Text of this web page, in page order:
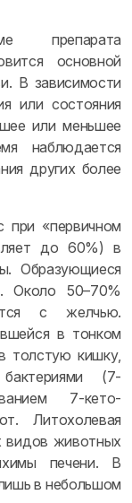
препарата
основной
В зависимости
или состояния
или меньшее
наблюдается
других более
при «первичном
до 60%) в
Образующиеся
Около 50–70%
с желчью.
в тонком
толстую кишку,
(7-
7-кето-
Литохолевая
видов животных
печени. В
в небольшом